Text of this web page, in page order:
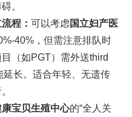
。
程： 可以考虑 国立妇产医
40%，但需注意排队时
（如PGT）需外送third
长。适合年轻、无遗传
康宝贝生殖中心的“全人关